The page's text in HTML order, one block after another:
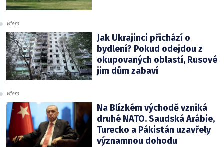
včera
Jak Ukrajinci přichází o
bydlení? Pokud odejdou z
okupovaných oblastí, Rusové
jim dům zabaví
včera
Na Blízkém východě vzniká
druhé NATO. Saudská Arábie,
Turecko a Pákistán uzavřely
významnou dohodu